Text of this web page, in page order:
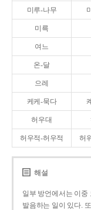
미루-나무
미륵
여느
온-달
으레
케케-묵다
허우대
허우적-허우적 허
해설
일부 방언에서는 이중
발음하는 일이 있다.